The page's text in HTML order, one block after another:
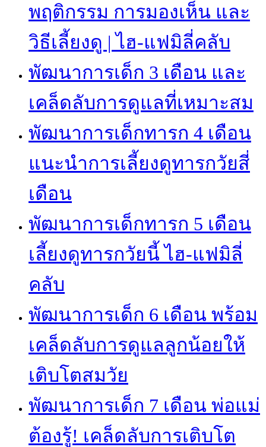
พฤติกรรม การมองเห็น และ
วิธีเลี้ยงดู | ไฮ-แฟมิลี่คลับ
พัฒนาการเด็ก 3 เดือน และ
เคล็ดลับการดูแลที่เหมาะสม
พัฒนาการเด็กทารก 4 เดือน
แนะนำการเลี้ยงดูทารกวัยสี่
เดือน
พัฒนาการเด็กทารก 5 เดือน
เลี้ยงดูทารกวัยนี้ ไฮ-แฟมิลี่
คลับ
พัฒนาการเด็ก 6 เดือน พร้อม
เคล็ดลับการดูแลลูกน้อยให้
เติบโตสมวัย
พัฒนาการเด็ก 7 เดือน พ่อแม่
ต้องรู้! เคล็ดลับการเติบโต